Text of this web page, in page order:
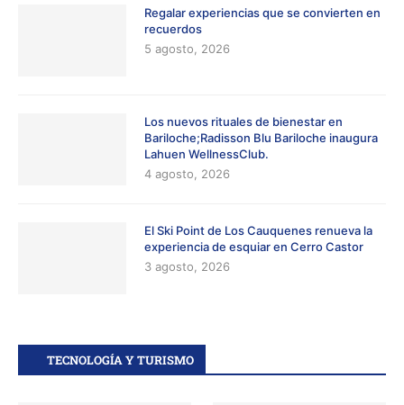
Regalar experiencias que se convierten en
recuerdos
5 agosto, 2026
Los nuevos rituales de bienestar en
Bariloche;Radisson Blu Bariloche inaugura
Lahuen WellnessClub.
4 agosto, 2026
El Ski Point de Los Cauquenes renueva la
experiencia de esquiar en Cerro Castor
3 agosto, 2026
TECNOLOGÍA Y TURISMO